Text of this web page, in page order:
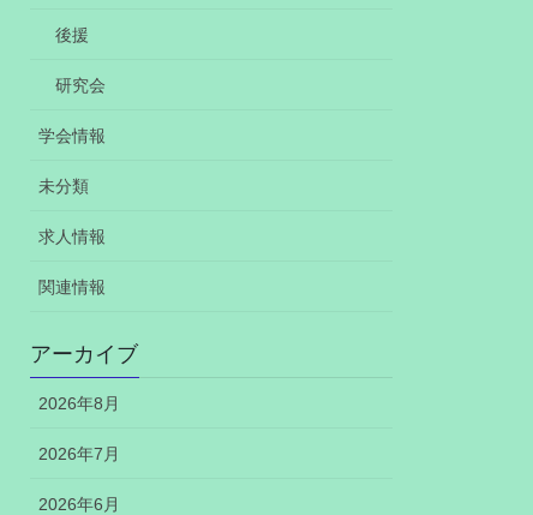
後援
研究会
学会情報
未分類
求人情報
関連情報
アーカイブ
2026年8月
2026年7月
2026年6月